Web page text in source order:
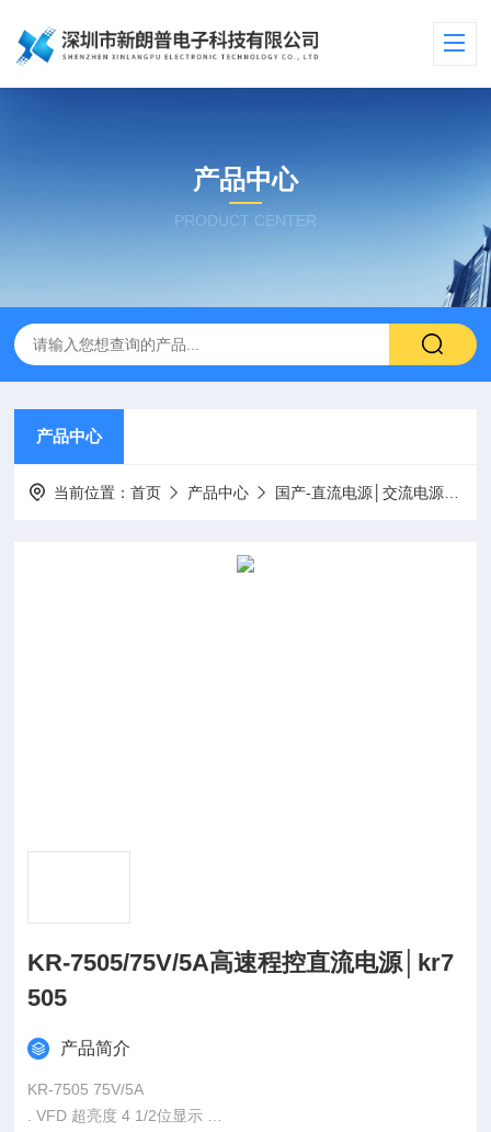
产品中心
PRODUCT CENTER
产品中心
当前位置：首页 产品中心 国产-直流电源│交流电源│变频电源
KR-7505/75V/5A高速程控直流电源│kr7
505
产品简介
KR-7505 75V/5A
. VFD 超亮度 4 1/2位显示